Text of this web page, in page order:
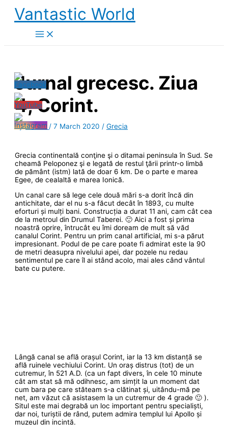
Skip
content
Vantastic World
Jurnal grecesc. Ziua
4, Corint.
BySmără /7 March 2020 /Grecia
Grecia continentală conţine şi o ditamai peninsula în Sud. Se
cheamă Peloponez şi e legată de restul ţării printr-o limbă
de pământ (istm) lată de doar 6 km. De o parte e marea
Egee, de cealaltă e marea Ionică.
Un canal care să lege cele două mări s-a dorit încă din
antichitate, dar el nu s-a făcut decât în 1893, cu multe
eforturi și mulți bani. Construcția a durat 11 ani, cam cât cea
de la metroul din Drumul Taberei. 🙂 Aici a fost și prima
noastră oprire, întrucât eu îmi doream de mult să văd
canalul Corint. Pentru un prim canal artificial, mi s-a părut
impresionant. Podul de pe care poate fi admirat este la 90
de metri deasupra nivelului apei, dar pozele nu redau
sentimentul pe care îl ai stând acolo, mai ales când vântul
bate cu putere.
Lângă canal se află orașul Corint, iar la 13 km distanță se
află ruinele vechiului Corint. Un oraș distrus (tot) de un
cutremur, în 521 A.D. (ca un fapt divers, în cele 10 minute
cât am stat să mă odihnesc, am simțit la un moment dat
cum bara pe care stăteam s-a clătinat și, uitându-mă pe
net, am văzut că asistasem la un cutremur de 4 grade 🙂 ).
Situl este mai degrabă un loc important pentru specialiști,
dar noi, turiștii de rând, putem admira templul lui Apollo și
muzeul din incintă.